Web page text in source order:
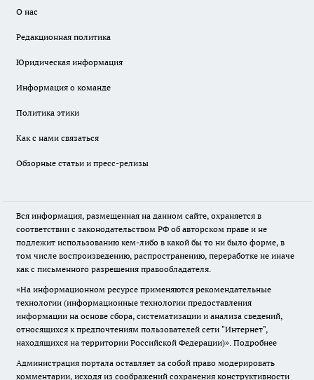
О нас
Редакционная политика
Юридическая информация
Информация о команде
Политика этики
Как с нами связаться
Обзорные статьи и пресс-релизы
Вся информация, размещенная на данном сайте, охраняется в
соответствии с законодательством РФ об авторском праве и не
подлежит использованию кем-либо в какой бы то ни было форме, в
том числе воспроизведению, распространению, переработке не иначе
как с письменного разрешения правообладателя.
«На информационном ресурсе применяются рекомендательные
технологии (информационные технологии предоставления
информации на основе сбора, систематизации и анализа сведений,
относящихся к предпочтениям пользователей сети "Интернет",
находящихся на территории Российской Федерации)». Подробнее
Администрация портала оставляет за собой право модерировать
комментарии, исходя из соображений сохранения конструктивности